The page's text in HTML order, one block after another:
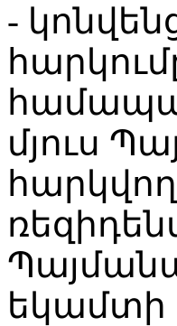
-
մյուս
եկամտի